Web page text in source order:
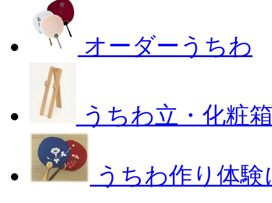
オーダーうちわ
うちわ立・化粧
うちわ作り体